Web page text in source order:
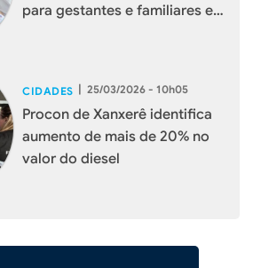
para gestantes e familiares em
CIDADES | 25/03/2026 - 10h05
Procon de Xanxerê identifica
aumento de mais de 20% no
valor do diesel